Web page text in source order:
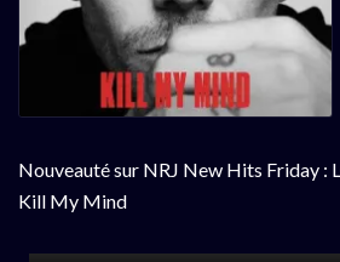
Nouveauté sur NRJ New Hits Friday :
Kill My Mind